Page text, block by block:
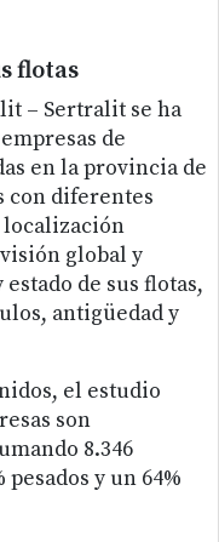
flotas
– Sertralit se ha
de
en la provincia de
con diferentes
localización
global y
de sus flotas,
antigüedad y
el estudio
son
8.346
y un 64%